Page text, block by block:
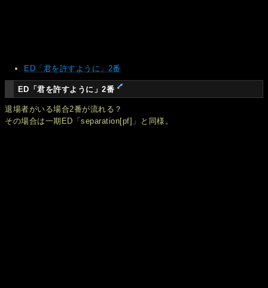
ED「君を許すように」2番
ED「君を許すように」2番
退場者がいる場合2番が流れる？
その場合は一期ED「separation[pf]」と同様。